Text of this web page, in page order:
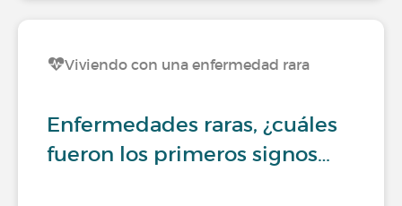
Viviendo con una enfermedad rara
Enfermedades raras, ¿cuáles
fueron los primeros signos…